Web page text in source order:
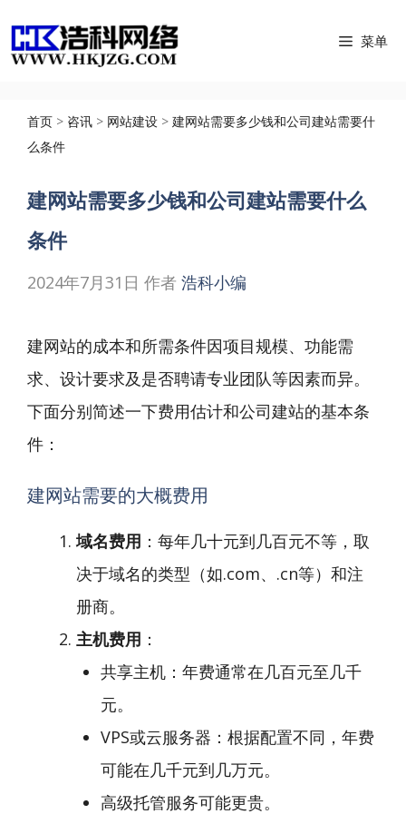
至
菜单
首页 > 咨讯 > 网站建设 > 建网站需要多少钱和公司建站需要什
么条件
建网站需要多少钱和公司建站需要什么
条件
2024年7月31日 作者 浩科小编
建网站的成本和所需条件因项目规模、功能需
求、设计要求及是否聘请专业团队等因素而异。
下面分别简述一下费用估计和公司建站的基本条
件：
建网站需要的大概费用
域名费用 ：每年几十元到几百元不等，取
决于域名的类型（如.com、.cn等）和注
册商。
主机费用 ：
共享主机：年费通常在几百元至几千
元。
VPS或云服务器：根据配置不同，年费
可能在几千元到几万元。
高级托管服务可能更贵。